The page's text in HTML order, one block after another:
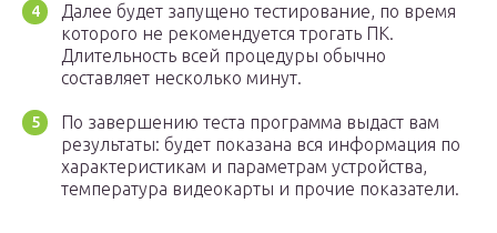
Далее будет запущено тестирование, по время
которого не рекомендуется трогать ПК.
Длительность всей процедуры обычно
составляет несколько минут.
По завершению теста программа выдаст вам
результаты: будет показана вся информация по
характеристикам и параметрам устройства,
температура видеокарты и прочие показатели.